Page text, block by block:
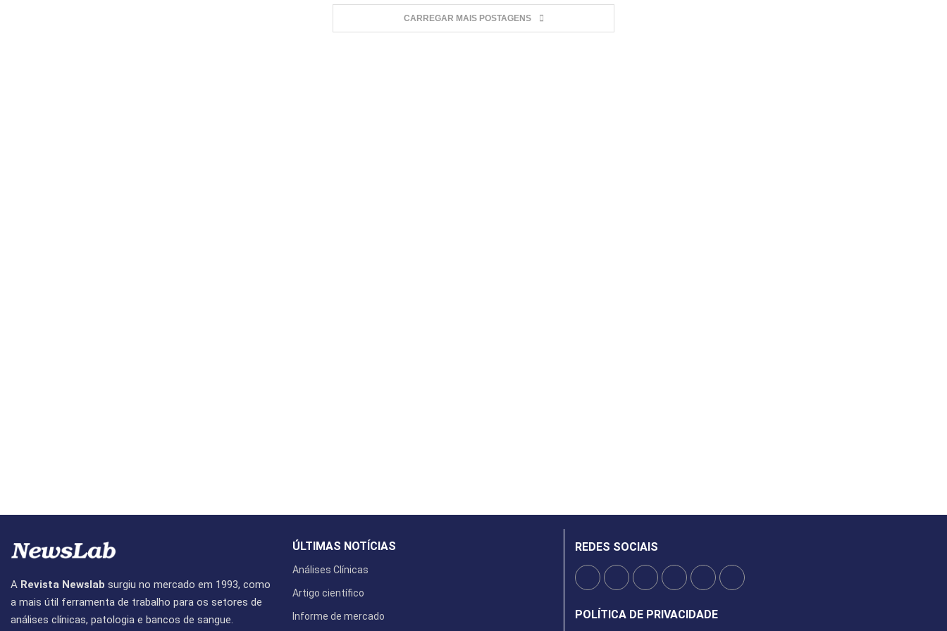
CARREGAR MAIS POSTAGENS
A Revista Newslab surgiu no mercado em 1993, como
a mais útil ferramenta de trabalho para os setores de
análises clínicas, patologia e bancos de sangue.
ÚLTIMAS NOTÍCIAS
Análises Clínicas
Artigo científico
Informe de mercado
REDES SOCIAIS
POLÍTICA DE PRIVACIDADE